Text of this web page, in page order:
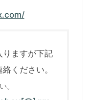
りますが下記
ください。
。